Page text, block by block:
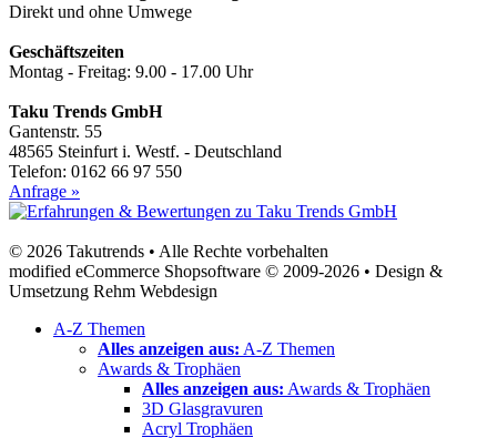
Direkt und ohne Umwege
Geschäftszeiten
Montag - Freitag: 9.00 - 17.00 Uhr
Taku Trends GmbH
Gantenstr. 55
48565 Steinfurt i. Westf. - Deutschland
Telefon: 0162 66 97 550
Anfrage »
© 2026 Takutrends • Alle Rechte vorbehalten
modified eCommerce Shopsoftware © 2009-2026 • Design &
Umsetzung Rehm Webdesign
A-Z Themen
Alles anzeigen aus: A-Z Themen
Awards & Trophäen
Alles anzeigen aus: Awards & Trophäen
3D Glasgravuren
Acryl Trophäen